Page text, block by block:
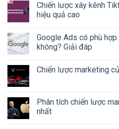
Chiến lược xây kênh
hiệu quả cao
Google Ads có phù
không? Giải đáp
Chiến lược marketing
Phân tích chiến lược
nhất